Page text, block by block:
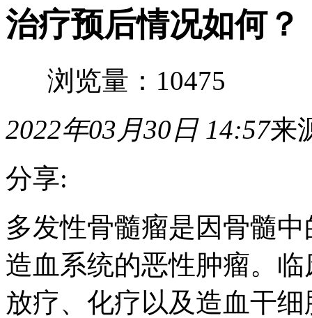
治疗预后情况如何？
浏览量：10475
2022年03月30日 14:57来
分享:
多发性骨髓瘤是因骨髓
造血系统的恶性肿瘤。
放疗、化疗以及造血干